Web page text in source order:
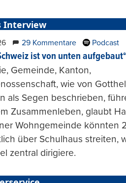
Interview
29 Kommentare Podcast
ist von unten
Gemeinde, Kanton,
wie von
als Segen beschrieben,
Zusammenleben, glaubt
Wohngemeinde könnten
über Schulhaus streiten,
zentral dirigiere.